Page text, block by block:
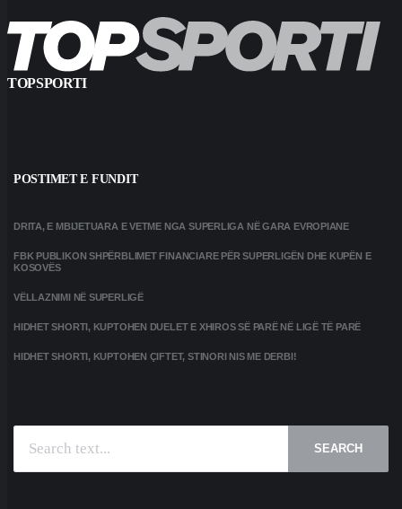
TOPSPORTI
POSTIMET E FUNDIT
DRITA, E MBIJETUARA E VETME NGA SUPERLIGA NË GARA EVROPIANE
FBK PUBLIKON SHPËRBLIMET FINANCIARE PËR SUPERLIGËN DHE KUPËN E
KOSOVËS
VËLLAZNIMI NË SUPERLIGË
HIDHET SHORTI, KUPTOHEN DUELET E XHIROS SË PARË NË LIGË TË PARË
HIDHET SHORTI, KUPTOHEN ÇIFTET, STINORI NIS ME DERBI!
SEARCH